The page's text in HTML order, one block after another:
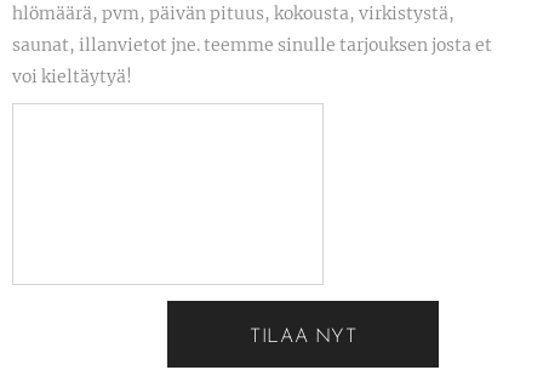
hlömäärä, pvm, päivän pituus, kokousta, virkistystä,
saunat, illanvietot jne. teemme sinulle tarjouksen josta et
voi kieltäytyä!
TILAA NYT